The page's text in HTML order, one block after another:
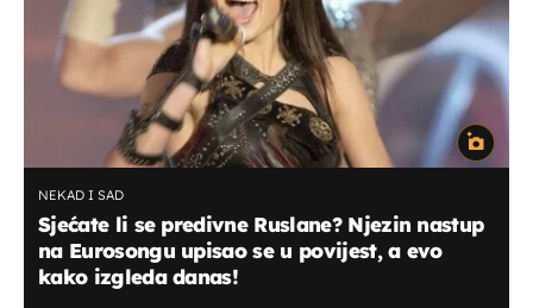
NEKAD I SAD
Sjećate li se predivne Ruslane? Njezin nastup
na Eurosongu upisao se u povijest, a evo
kako izgleda danas!